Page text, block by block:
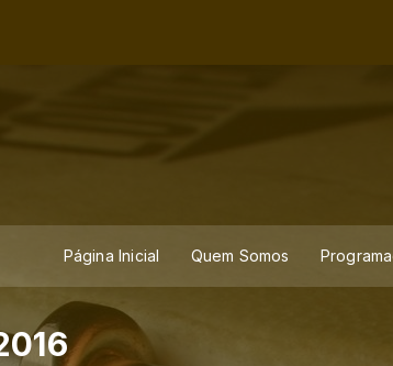
Página Inicial Quem Somos